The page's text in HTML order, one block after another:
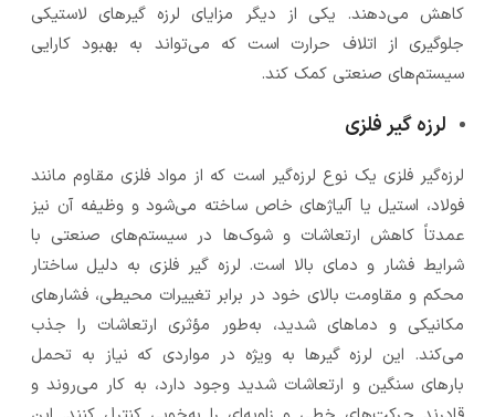
کاهش می‌دهند. یکی از دیگر مزایای لرزه گیرهای لاستیکی
جلوگیری از اتلاف حرارت است که می‌تواند به بهبود کارایی
سیستم‌های صنعتی کمک کند.
لرزه گیر فلزی
لرزه‌گیر فلزی یک نوع لرزه‌گیر است که از مواد فلزی مقاوم مانند
فولاد، استیل یا آلیاژهای خاص ساخته می‌شود و وظیفه آن نیز
عمدتاً کاهش ارتعاشات و شوک‌ها در سیستم‌های صنعتی با
شرایط فشار و دمای بالا است. لرزه گیر فلزی به دلیل ساختار
محکم و مقاومت بالای خود در برابر تغییرات محیطی، فشارهای
مکانیکی و دماهای شدید، به‌طور مؤثری ارتعاشات را جذب
می‌کند. این لرزه گیرها به ویژه در مواردی که نیاز به تحمل
بارهای سنگین و ارتعاشات شدید وجود دارد، به کار می‌روند و